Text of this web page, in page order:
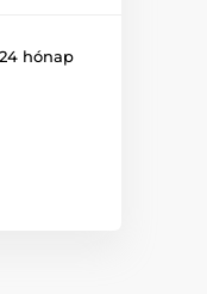
24 hónap